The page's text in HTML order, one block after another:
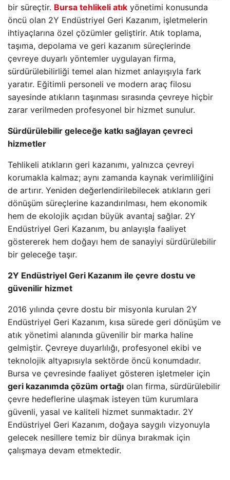
bir süreçtir. Bursa tehlikeli atık yönetimi konusunda
öncü olan 2Y Endüstriyel Geri Kazanım, işletmelerin
ihtiyaçlarına özel çözümler geliştirir. Atık toplama,
taşıma, depolama ve geri kazanım süreçlerinde
çevreye duyarlı yöntemler uygulayan firma,
sürdürülebilirliği temel alan hizmet anlayışıyla fark
yaratır. Eğitimli personeli ve modern araç filosu
sayesinde atıkların taşınması sırasında çevreye hiçbir
zarar verilmeden profesyonel bir hizmet sunulur.
Sürdürülebilir geleceğe katkı sağlayan çevreci
hizmetler
Tehlikeli atıkların geri kazanımı, yalnızca çevreyi
korumakla kalmaz; aynı zamanda kaynak verimliliğini
de artırır. Yeniden değerlendirilebilecek atıkların geri
dönüşüm süreçlerine kazandırılması, hem ekonomik
hem de ekolojik açıdan büyük avantaj sağlar. 2Y
Endüstriyel Geri Kazanım, bu anlayışla faaliyet
göstererek hem doğayı hem de sanayiyi sürdürülebilir
bir geleceğe taşır.
2Y Endüstriyel Geri Kazanım ile çevre dostu ve
güvenilir hizmet
2016 yılında çevre dostu bir misyonla kurulan 2Y
Endüstriyel Geri Kazanım, kısa sürede geri dönüşüm ve
atık yönetimi alanında güvenilir bir marka haline
gelmiştir. Çevreye duyarlılığı, profesyonel ekibi ve
teknolojik altyapısıyla sektörde öncü konumdadır.
Bursa ve çevresinde faaliyet gösteren işletmeler için
geri kazanımda çözüm ortağı olan firma, sürdürülebilir
çevre hedeflerine ulaşmak isteyen tüm kurumlara
güvenli, yasal ve kaliteli hizmet sunmaktadır. 2Y
Endüstriyel Geri Kazanım, doğaya saygılı vizyonuyla
gelecek nesillere temiz bir dünya bırakmak için
çalışmaya devam etmektedir.